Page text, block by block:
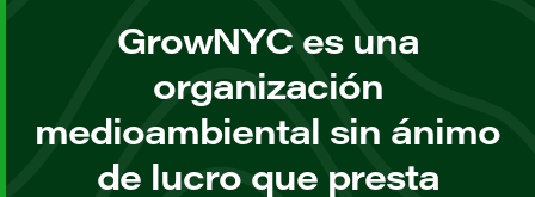
GrowNYC es una
organización
medioambiental sin ánimo
de lucro que presta